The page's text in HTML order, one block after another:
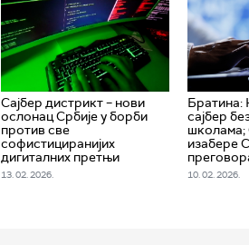
Сајбер дистрикт – нови
ослонац Србије у борби
против све
софистициранијих
дигиталних претњи
13. 02. 2026.
Братина:
сајбер
школама;
изабере
10. 02. 2026.